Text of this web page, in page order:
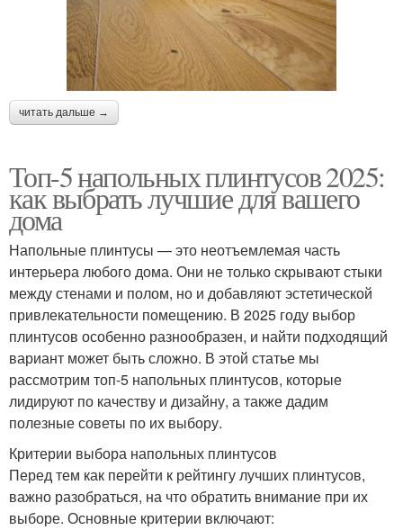
читать дальше →
Топ-5 напольных плинтусов 2025:
как выбрать лучшие для вашего
дома
Напольные плинтусы — это неотъемлемая часть
интерьера любого дома. Они не только скрывают стыки
между стенами и полом, но и добавляют эстетической
привлекательности помещению. В 2025 году выбор
плинтусов особенно разнообразен, и найти подходящий
вариант может быть сложно. В этой статье мы
рассмотрим топ-5 напольных плинтусов, которые
лидируют по качеству и дизайну, а также дадим
полезные советы по их выбору.
Критерии выбора напольных плинтусов
Перед тем как перейти к рейтингу лучших плинтусов,
важно разобраться, на что обратить внимание при их
выборе. Основные критерии включают: